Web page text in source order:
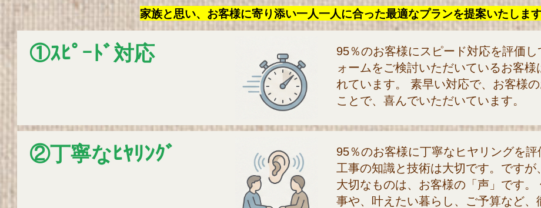
家族と思い、お客様に寄り添い一人一人に合った最適なプランを提案いたします
①ｽﾋﾟｰﾄﾞ対応
95％のお客様にスピード対応を評価
ォームをご検討いただいているお客様
れています。 素早い対応で、お客様
ことで、喜んでいただいています。
②丁寧なﾋﾔﾘﾝｸﾞ
95％のお客様に丁寧なヒヤリングを評
工事の知識と技術は大切です。です
大切なものは、お客様の「声」です
事や、叶えたい暮らし、ご予算など、